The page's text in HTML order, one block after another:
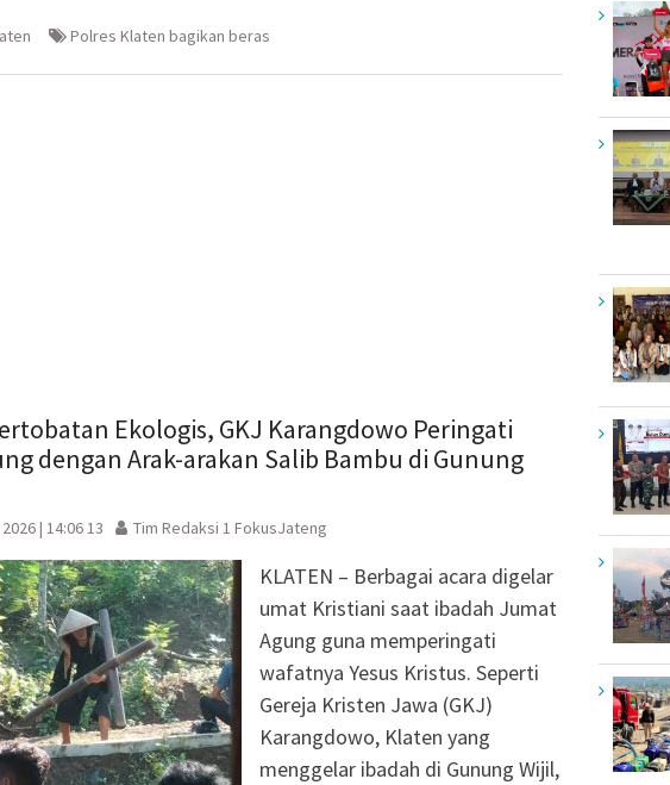
(Membuka
di
yang
di
jendela
baru)
Polres Klaten bagikan beras
Ekologis, GKJ Karangdowo Peringati
dengan Arak-arakan Salib Bambu di Gunung
| 14:06 13 Tim Redaksi 1 FokusJateng
KLATEN – Berbagai acara digelar
umat Kristiani saat ibadah Jumat
Agung guna memperingati
wafatnya Yesus Kristus. Seperti
Gereja Kristen Jawa (GKJ)
Karangdowo, Klaten yang
menggelar ibadah di Gunung Wijil,